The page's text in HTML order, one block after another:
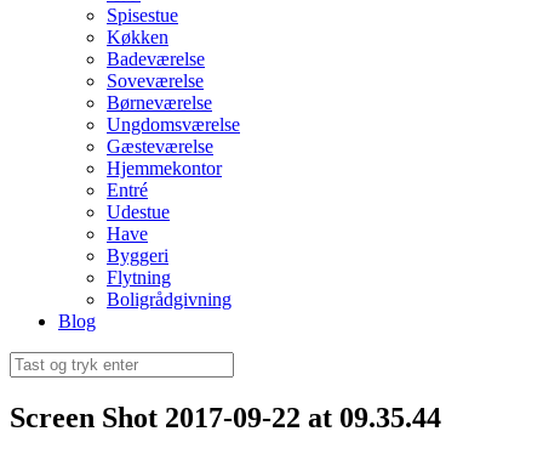
Spisestue
Køkken
Badeværelse
Soveværelse
Børneværelse
Ungdomsværelse
Gæsteværelse
Hjemmekontor
Entré
Udestue
Have
Byggeri
Flytning
Boligrådgivning
Blog
Søg
efter:
Screen Shot 2017-09-22 at 09.35.44